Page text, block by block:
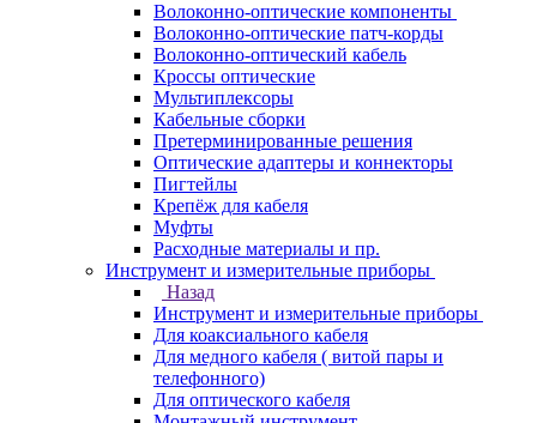
Волоконно-оптические компоненты
Волоконно-оптические патч-корды
Волоконно-оптический кабель
Кроссы оптические
Мультиплексоры
Кабельные сборки
Претерминированные решения
Оптические адаптеры и коннекторы
Пигтейлы
Крепёж для кабеля
Муфты
Расходные материалы и пр.
Инструмент и измерительные приборы
Назад
Инструмент и измерительные приборы
Для коаксиального кабеля
Для медного кабеля ( витой пары и
телефонного)
Для оптического кабеля